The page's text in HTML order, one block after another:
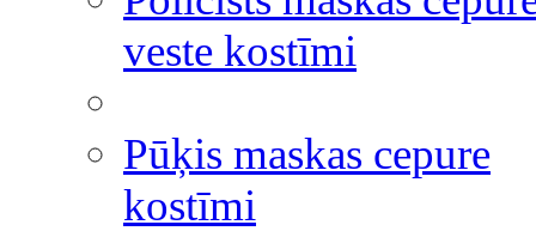
veste kostīmi
Pūķis maskas cepure
kostīmi